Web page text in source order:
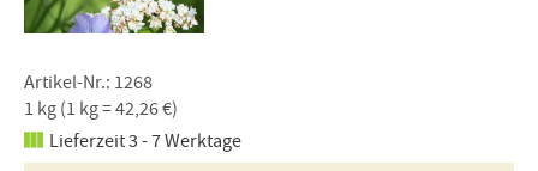
Artikel-Nr.: 1268
1 kg (1 kg = 42,26 €)
Lieferzeit 3 - 7 Werktage